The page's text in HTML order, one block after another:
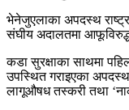
भेनेजुएलाका अपदस्थ
संघीय अदालतमा
कडा सुरक्षाका साथमा
उपस्थित गराइएका
लागूऔषध तस्करी तथा